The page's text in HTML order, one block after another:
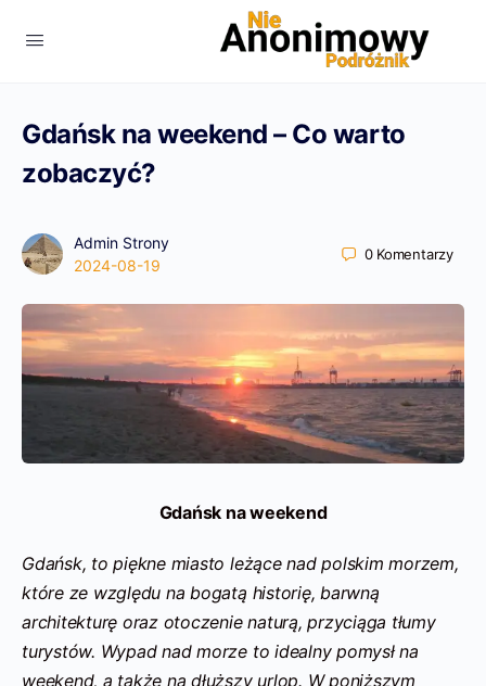
Gdańsk na weekend – Co warto
zobaczyć?
Admin Strony
2024-08-19
0 Komentarzy
Gdańsk na weekend
Gdańsk, to piękne miasto leżące nad polskim morzem,
które ze względu na bogatą historię, barwną
architekturę oraz otoczenie naturą, przyciąga tłumy
turystów. Wypad nad morze to idealny pomysł na
weekend, a także na dłuższy urlop. W poniższym